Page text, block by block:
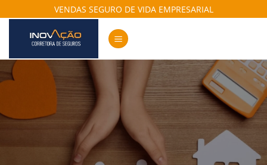
to
content
VENDAS SEGURO DE VIDA EMPRESARIAL